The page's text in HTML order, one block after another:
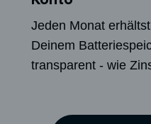
Jeden Monat
Deinem
transparent - wie